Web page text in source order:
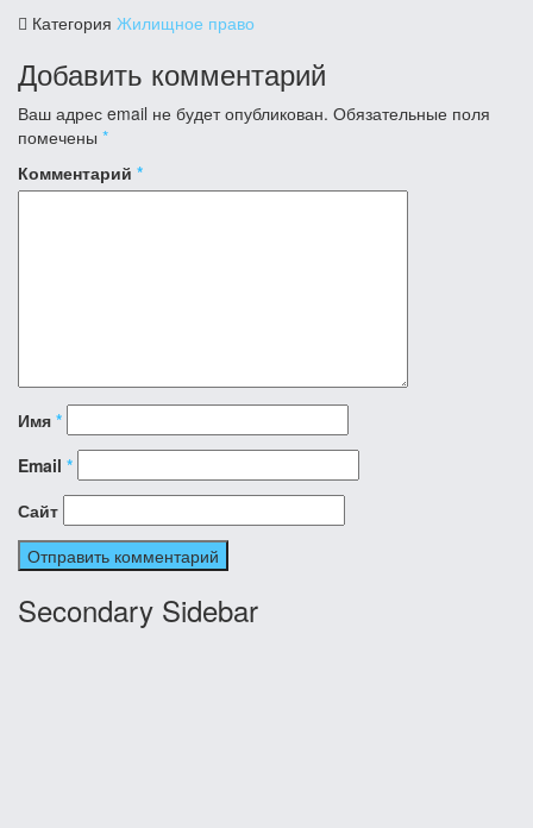
Категория Жилищное право
Добавить комментарий
Ваш адрес email не будет опубликован. Обязательные поля
помечены *
Комментарий *
Имя *
Email *
Сайт
Secondary Sidebar